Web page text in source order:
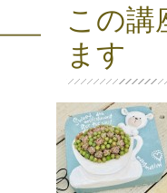
この講
ます